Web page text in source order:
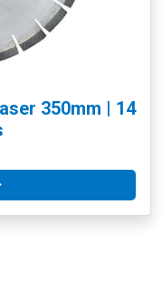
350mm | 14